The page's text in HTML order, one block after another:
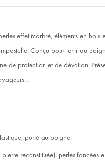
effet marbré, éléments en
Conçu pour tenir au
de protection et de dévotion.
porté au poignet
pierre reconstituée), perles foncées